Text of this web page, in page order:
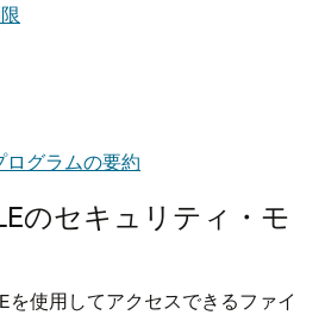
ログラムの要約
のセキュリティ・モ
を使用してアクセスできるファイ